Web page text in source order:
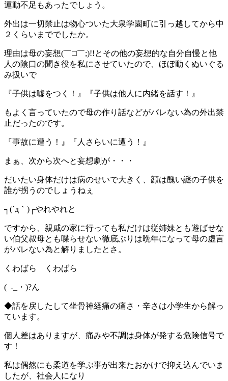
運動不足もあったでしょう。
外出は一切禁止は物心ついた大泉学園町に引っ越してから中
２くらいまででしたか。
理由は母の妄想(￣□￣;)!!とその他の妄想的な自分自慢と他
人の陰口の聞き役を私にさせていたので、ほぼ動くぬいぐる
み扱いで
『子供は嘘をつく！』『子供は他人に内緒を話す！』
もよく言っていたので母の作り話などがバレない為の外出禁
止だったのです。
『事故に遭う！』『人さらいに遭う！』
まぁ、次から次へと妄想劇が・・・
だいたい身体だけは病のせいで大きく、顔は醜い謎の子供を
誰が拐うのでしょうねぇ
┐(´д｀)┌やれやれと
ですから、親戚の家に行っても私だけは従姉妹とも遊ばせな
い伯父叔母とも喋らせない徹底ぶりは晩年になって母の虚言
がバレない為と解りましたとさ。
くわばら くわばら
( -_・)?ん
◆話を戻したして坐骨神経痛の痛さ・辛さは小学生から解っ
ています。
個人差はありますが、痛みや不調は身体が発する危険信号で
す！
私は偶然にも柔道を学ぶ事が出来たおかけで抑え込んでいま
したが、社会人になり